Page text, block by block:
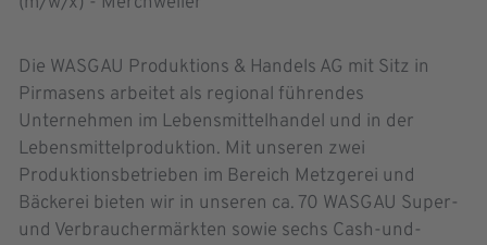
Die WASGAU Produktions & Handels AG mit Sitz in
Pirmasens arbeitet als regional führendes
Unternehmen im Lebensmittelhandel und in der
Lebensmittelproduktion. Mit unseren zwei
Produktionsbetrieben im Bereich Metzgerei und
Bäckerei bieten wir in unseren ca. 70 WASGAU Super-
und Verbrauchermärkten sowie sechs Cash-und-